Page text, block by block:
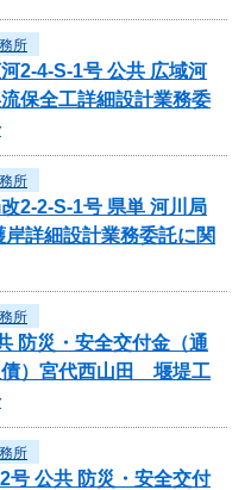
所
2-4-S-1号 公共 広域河
保全工詳細設計業務委
所
2-2-S-1号 県単 河川局
詳細設計業務委託に関
所
防災・安全交付金（通
債）宮代西山田 堰堤工
所
号 公共 防災・安全交付